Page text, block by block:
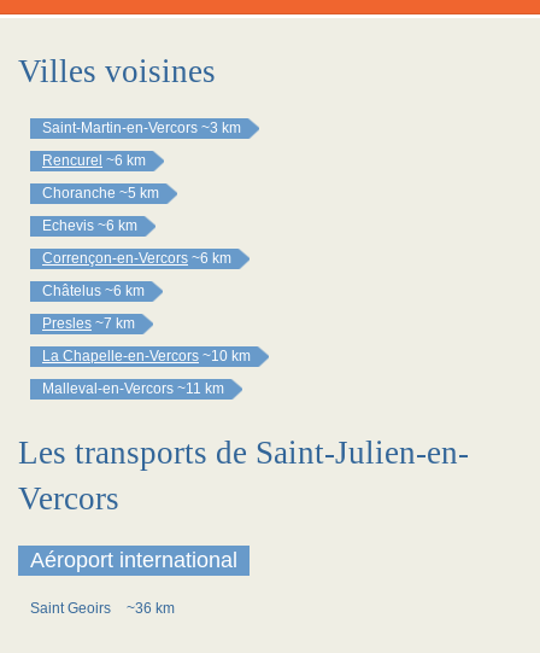
Villes voisines
Saint-Martin-en-Vercors ~3 km
Rencurel ~6 km
Choranche ~5 km
Echevis ~6 km
Corrençon-en-Vercors ~6 km
Châtelus ~6 km
Presles ~7 km
La Chapelle-en-Vercors ~10 km
Malleval-en-Vercors ~11 km
Les transports de Saint-Julien-en-
Vercors
Aéroport international
Saint Geoirs ~36 km